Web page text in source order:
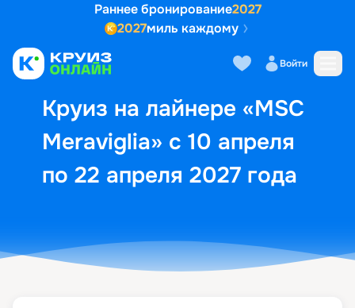
Раннее бронирование2027
2027миль каждому
Войти
Круиз на лайнере «MSC
Meraviglia» с 10 апреля
по 22 апреля 2027 года
Выбор кают Маршрут и